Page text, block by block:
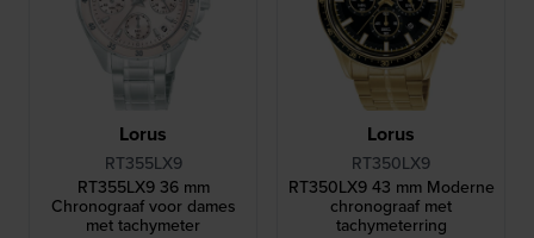
Lorus
RT355LX9
RT355LX9 36 mm
Chronograaf voor dames
met tachymeter
Lorus
RT350LX9
RT350LX9 43 mm Moderne
chronograaf met
tachymeterring